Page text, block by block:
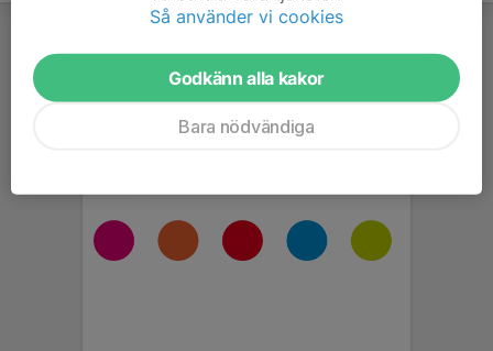
Så använder vi cookies
Godkänn alla kakor
Bara nödvändiga